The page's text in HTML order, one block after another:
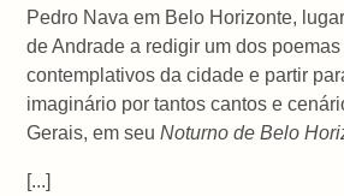
Pedro Nava em Belo Horizonte,
de Andrade a redigir um dos
contemplativos da cidade e partir
imaginário por tantos cantos e
Gerais, em seuNoturno de Belo
[...]